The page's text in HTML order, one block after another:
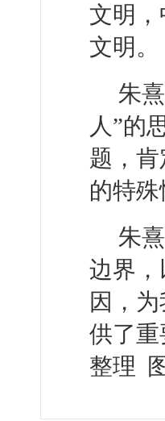
文明
文明。
朱
人”的
题，
的特
朱
边界，
因，
供了
整理